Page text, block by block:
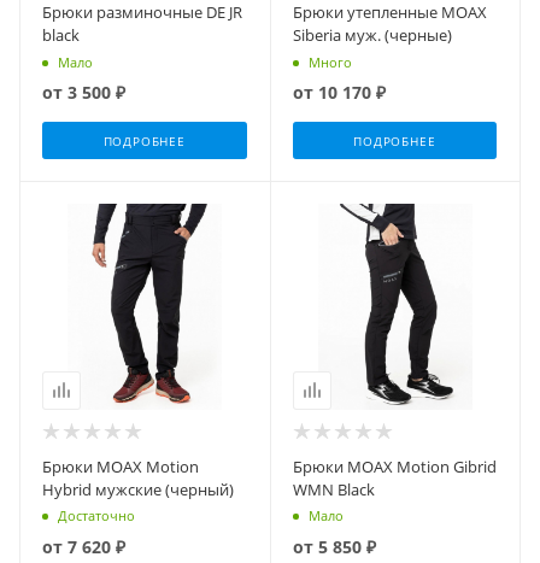
Брюки разминочные DE JR
black
Мало
от 3 500 ₽
ПОДРОБНЕЕ
Брюки утепленные MOAX
Siberia муж. (черные)
Много
от 10 170 ₽
ПОДРОБНЕЕ
Брюки MOAX Motion
Hybrid мужские (черный)
Достаточно
от 7 620 ₽
Брюки MOAX Motion Gibrid
WMN Black
Мало
от 5 850 ₽